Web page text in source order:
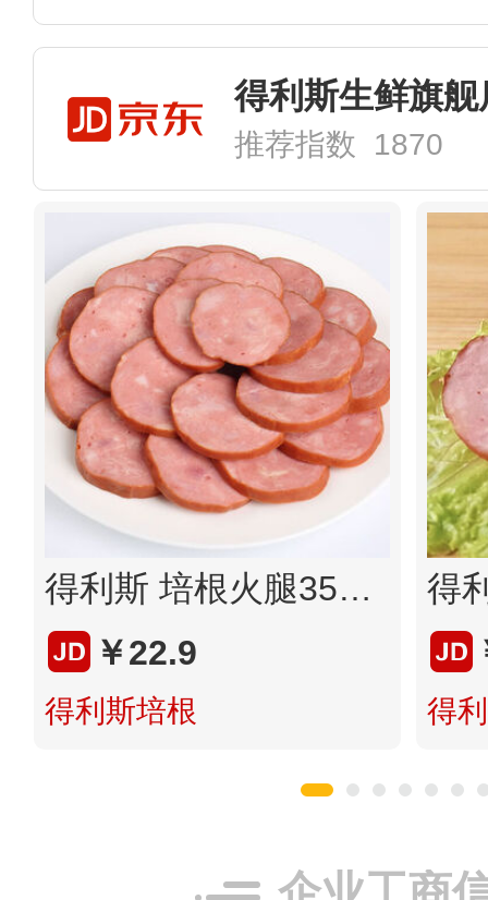
得利斯生鲜旗舰
推荐指数 1870
得利斯 培根火腿350g*2冷冻即食火腿肠冷冻烧烤即食烤肉食材家用熟食 350g*1根
￥22.9
得利斯培根 得